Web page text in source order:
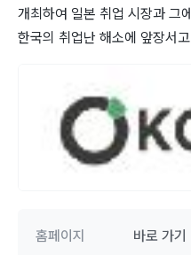
개최하여 일본 취업 시장과 그
한국의 취업난 해소에 앞장서
홈페이지 바로 가기